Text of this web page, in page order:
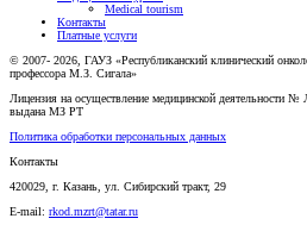
Medical tourism
Контакты
Платные услуги
© 2007- 2026, ГАУЗ «Республиканский клинический
профессора М.З. Сигала»
Лицензия на осуществление медицинской деятельности
выдана МЗ РТ
Политика обработки персональных данных
Контакты
420029, г. Казань, ул. Сибирский тракт, 29
E-mail: rkod.mzrt@tatar.ru